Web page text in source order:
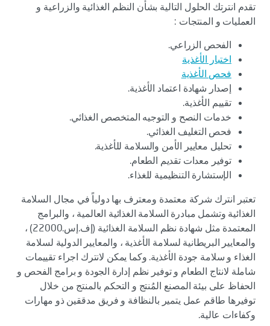
تقدم انترتك الحلول التالية بشأن النظم الغذائية والزراعية و
العمليات و المنتجات :
الفحص الزراعي.
اختبار الأغذية
فحص الأغذية
إصدار شهادة اعتماد الأغذية.
تقييم الأغذية.
خدمات النصح و التوجيه المتخصص الغذائي.
فحص التغليف الغذائي.
تحليل معايير الأمن والسلامة للأغذية.
توفير معدات تقديم الطعام.
الإستشارة التنظيمية للغذاء.
تعتبر انترك شركة معتمدة ومعترف بها دولياً في مجال السلامة
الغذائية وتشمل مبادرة السلامة الغذائية العالمية ، والبرامج
المعتمدة مثل شهادة نظم السلامة الغذائية (إف.إس.22000) ،
والمعايير البريطانية لسلامة الأغذية ، والمعايير الدولية لسلامة
الغذاء و سلامة جودة الأغذية. وكما يمكن لانترك اجراء تقييمات
شاملة لانتاج الطعام و توفير نظم إدارة الجودة و برامج الفحص و
الحفاظ على بيئة المصنع المُنتج و التحكم بالمنتج من خلال
توفيرها طاقم عمل يتمير بالنظافة و فريق مدققين ذو مهارات
وكفاءات عالية.